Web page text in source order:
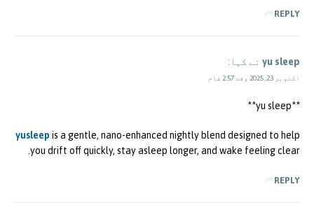
REPLY
yu sleep نے کہا:
اکتوبر 23, 2025 وقت 2:57 شام
**yu sleep**
yusleep is a gentle, nano-enhanced nightly blend designed to help
you drift off quickly, stay asleep longer, and wake feeling clear.
REPLY